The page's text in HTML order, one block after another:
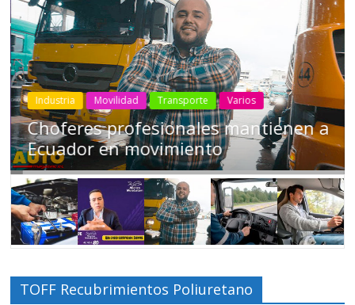
Industria Movilidad Transporte Varios
Choferes profesionales mantienen a
Ecuador en movimiento
TOFF Recubrimientos Poliuretano